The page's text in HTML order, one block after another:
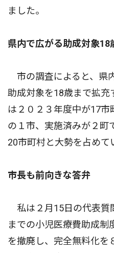
ました。
県内で広がる助成対象18
市の調査によると、県
助成対象を18歳まで拡充
は２０２３年度中が17
の１市、実施済みが２町
20市町村と大勢を占めて
市長も前向きな答弁
私は２月15日の代表質
までの小児医療費助成制
を撤廃し、完全無料化を